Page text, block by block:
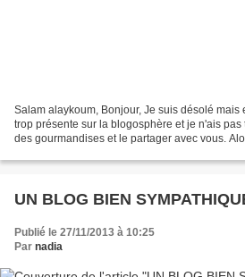
Salam alaykoum, Bonjour, Je suis désolé mais
trop présente sur la blogosphère et je n'ais
des gourmandises et le partager avec vous.
UN BLOG BIEN
Publié le 27/11/2013 à 10:25
Par nadia